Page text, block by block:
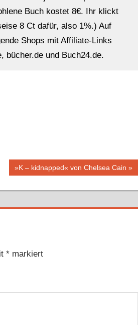
Buch kostet 8€. Ihr klickt
8 Ct dafür, also 1%.) Auf
Shops mit Affiliate-Links
bücher.de und Buch24.de.
Nächster
»K – kidnapped« von Chelsea Cain
*markiert